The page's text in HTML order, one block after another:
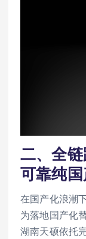
二、全
可靠纯
在国产化浪潮
为落地国产化
湖南天硕依托